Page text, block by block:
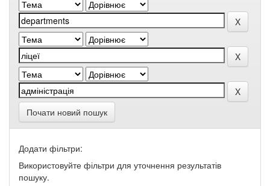
Почати новий пошук
Додати фільтри:
Використовуйте фільтри для уточнення результатів
пошуку.